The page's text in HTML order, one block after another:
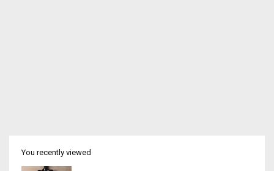
You recently viewed